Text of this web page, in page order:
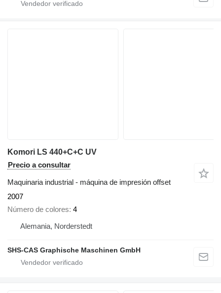
Komori LS 440+C+C UV
Precio a consultar
Maquinaria industrial - máquina de impresión offset
2007
Número de colores 4
Alemania, Norderstedt
SHS-CAS Graphische Maschinen GmbH